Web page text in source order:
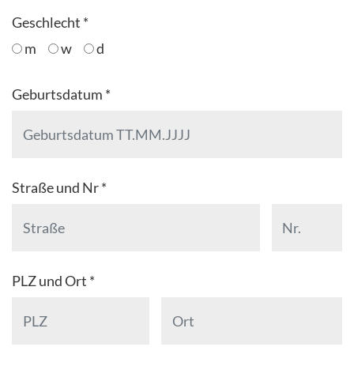
Geschlecht *
m
w d
Geburtsdatum *
Straße und Nr *
PLZ und Ort *